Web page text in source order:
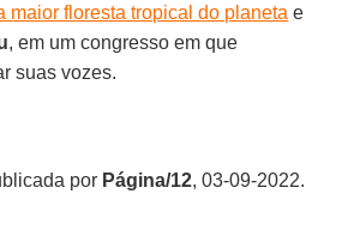
maior floresta tropical do planeta e
, em um congresso em que
suas vozes.
por Página/12, 03-09-2022.